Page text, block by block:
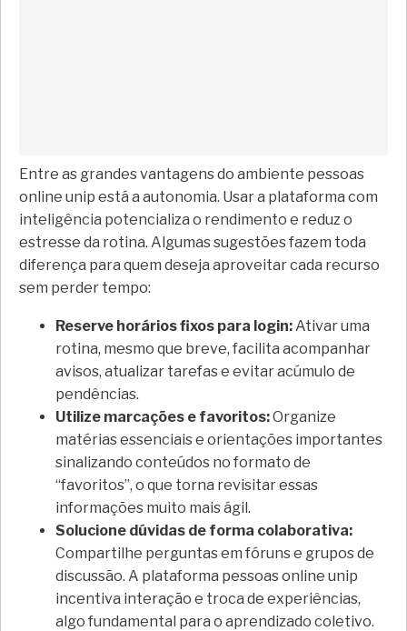
Entre as grandes vantagens do ambiente pessoas
online unip está a autonomia. Usar a plataforma com
inteligência potencializa o rendimento e reduz o
estresse da rotina. Algumas sugestões fazem toda
diferença para quem deseja aproveitar cada recurso
sem perder tempo:
Reserve horários fixos para login: Ativar uma
rotina, mesmo que breve, facilita acompanhar
avisos, atualizar tarefas e evitar acúmulo de
pendências.
Utilize marcações e favoritos:Organize
matérias essenciais e orientações importantes
sinalizando conteúdos no formato de
“favoritos”, o que torna revisitar essas
informações muito mais ágil.
Solucione dúvidas de forma colaborativa:
Compartilhe perguntas em fóruns e grupos de
discussão. A plataforma pessoas online unip
incentiva interação e troca de experiências,
algo fundamental para o aprendizado coletivo.